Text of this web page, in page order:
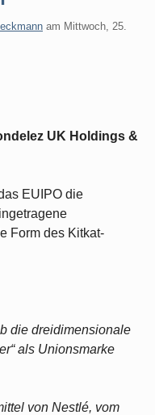
am Mittwoch, 25.
UK Holdings &
EUIPO die
Form des Kitkat-
die dreidimensionale
als Unionsmarke
von Nestlé, vom